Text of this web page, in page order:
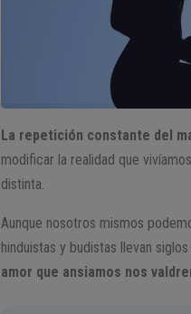
La repetición constante del
modificar la realidad que
distinta.
Aunque nosotros mismos
hinduistas y budistas llevan
amor que ansiamos nos